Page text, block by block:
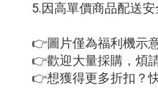
5.因高單價商品配送
👉圖片僅為福利機示
👉歡迎大量採購，煩
👉想獲得更多折扣？